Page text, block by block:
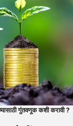
गुंतवणूक कशी करावी ?